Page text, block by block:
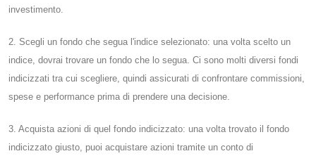
investimento.
2. Scegli un fondo che segua l'indice selezionato: una volta scelto un
indice, dovrai trovare un fondo che lo segua. Ci sono molti diversi fondi
indicizzati tra cui scegliere, quindi assicurati di confrontare commissioni,
spese e performance prima di prendere una decisione.
3. Acquista azioni di quel fondo indicizzato: una volta trovato il fondo
indicizzato giusto, puoi acquistare azioni tramite un conto di